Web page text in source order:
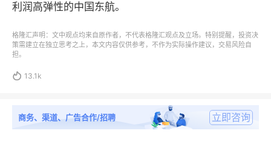
利润高弹性的中国东航。
格隆汇声明：文中观点均来自原作者，不代表格隆汇观点及立场。特别提醒，投资决
策需建立在独立思考之上，本文内容仅供参考，不作为实际操作建议，交易风险自
担。
 13.1k
商务、渠道、广告合作/招聘 立即咨询